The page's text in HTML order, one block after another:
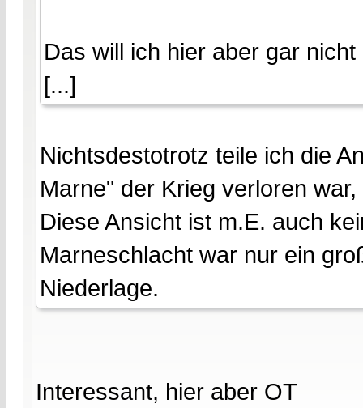
Das will ich hier aber gar
[...]
Nichtsdestotrotz teile ich die
Marne" der Krieg verloren war,
Diese Ansicht ist m.E. auch
Marneschlacht war nur ein
Niederlage.
Interessant, hier aber OT